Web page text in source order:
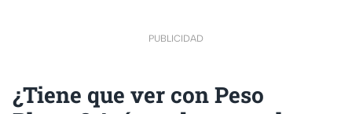
PUBLICIDAD
¿Tiene que ver con Peso